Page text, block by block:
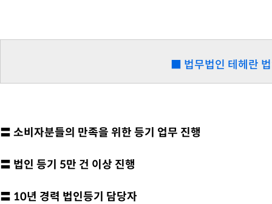
■ 법무법인 테헤란
〓 소비자분들의 만족을 위한 등기 업무 진행
〓 법인 등기 5만 건 이상 진행
〓 10년 경력 법인등기 담당자